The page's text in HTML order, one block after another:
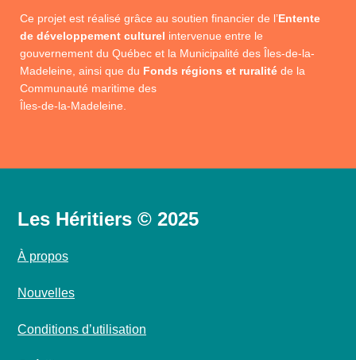
Ce projet est réalisé grâce au soutien financier de l’Entente
de développement culturel intervenue entre le
gouvernement du Québec et la Municipalité des Îles-de-la-
Madeleine, ainsi que du Fonds régions et ruralité de la
Communauté maritime des
Îles-de-la-Madeleine.
Les Héritiers © 2025
À propos
Nouvelles
Conditions d’utilisation